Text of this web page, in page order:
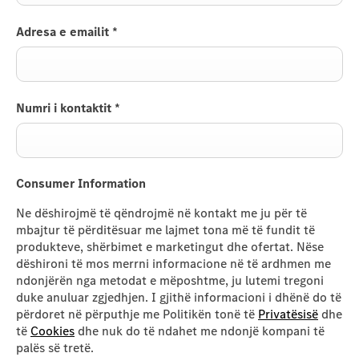
Adresa e emailit *
Numri i kontaktit *
Consumer Information
Ne dëshirojmë të qëndrojmë në kontakt me ju për të
mbajtur të përditësuar me lajmet tona më të fundit të
produkteve, shërbimet e marketingut dhe ofertat. Nëse
dëshironi të mos merrni informacione në të ardhmen me
ndonjërën nga metodat e mëposhtme, ju lutemi tregoni
duke anuluar zgjedhjen. I gjithë informacioni i dhënë do të
përdoret në përputhje me Politikën tonë të Privatësisë dhe
të Cookies dhe nuk do të ndahet me ndonjë kompani të
palës së tretë.